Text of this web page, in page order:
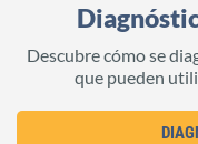
Descubre cómo se
que pueden